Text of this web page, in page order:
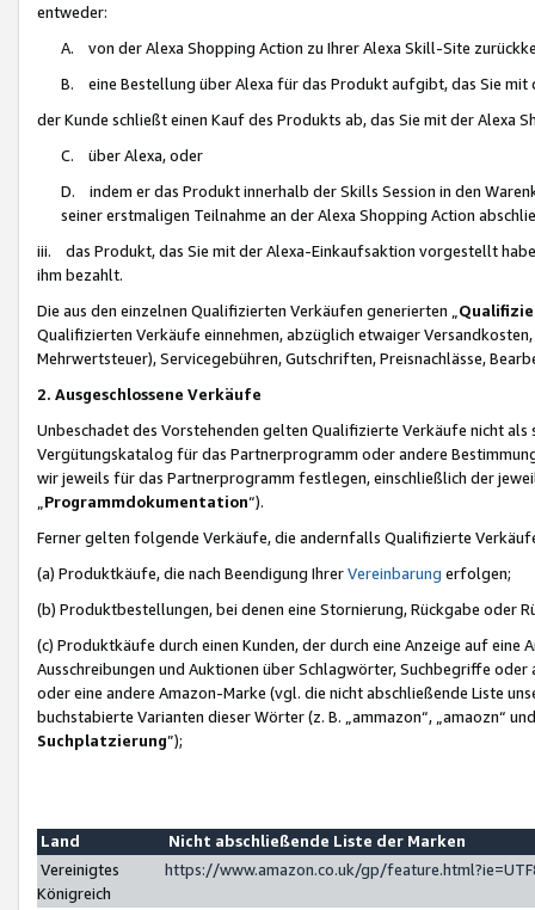
entweder:
A. von der Alexa Shopping Action zu Ihrer Alexa Skill-Site
B. eine Bestellung über Alexa für das Produkt aufgibt, das Sie mit
der Kunde schließt einen Kauf des Produkts ab, das Sie mit der Alexa
C. über Alexa, oder
D. indem er das Produkt innerhalb der Skills Session in den
seiner erstmaligen Teilnahme an der Alexa Shopping Action
iii. das Produkt, das Sie mit der Alexa-Einkaufsaktion vorgestellt
ihm bezahlt.
Die aus den einzelnen Qualifizierten Verkäufen generierten „
Qualifizierten Verkäufe einnehmen, abzüglich etwaiger
Mehrwertsteuer), Servicegebühren, Gutschriften, Preisnachlässe,
2. Ausgeschlossene Verkäufe
Unbeschadet des Vorstehenden gelten Qualifizierte Verkäufe nicht
Vergütungskatalog für das Partnerprogramm oder andere
wir jeweils für das Partnerprogramm festlegen, einschließlich der
Programmdokumentation“).
Ferner gelten folgende Verkäufe, die andernfalls Qualifizierte
(a) Produktkäufe, die nach Beendigung IhrerVereinbarung erfolgen;
(b) Produktbestellungen, bei denen eine Stornierung, Rückgabe oder
(c) Produktkäufe durch einen Kunden, der durch eine Anzeige auf
Ausschreibungen und Auktionen über Schlagwörter, Suchbegriffe
oder eine andere Amazon-Marke (vgl. die nicht abschließende Liste
buchstabierte Varianten dieser Wörter (z. B. „ammazon“, „amaozn“
Suchplatzierung”);
Land
Nicht abschließende Liste der Marken
Vereinigtes
Königreich
https://www.amazon.co.uk/gp/